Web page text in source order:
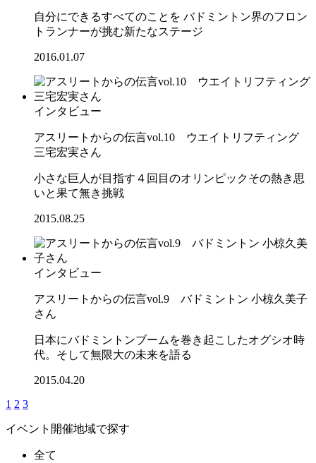
自分にできるすべてのことを バドミントン界のフロン
トランナーが挑む新たなステージ
2016.01.07
インタビュー
アスリートからの伝言vol.10 ウエイトリフティング
三宅宏実さん
小さな巨人が目指す４回目のオリンピックその熱き思
いと果て無き挑戦
2015.08.25
インタビュー
アスリートからの伝言vol.9 バドミントン 小椋久美子
さん
日本にバドミントンブームを巻き起こしたオグシオ時
代。そして無限大の未来を語る
2015.04.20
1 2 3
イベント開催地域で探す
全て